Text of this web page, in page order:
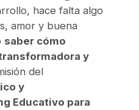
hace falta algo
amor y buena
saber cómo
y
del
y
Educativo para